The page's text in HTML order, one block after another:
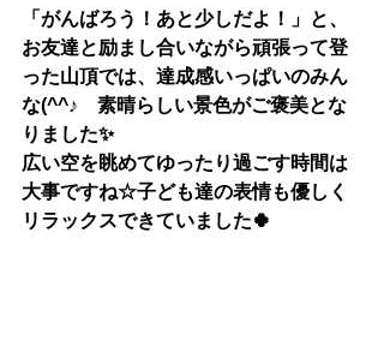
「がんばろう！あと少しだよ！」と、
お友達と励まし合いながら頑張って登
った山頂では、達成感いっぱいのみん
な(^^♪　素晴らしい景色がご褒美とな
りました✨
広い空を眺めてゆったり過ごす時間は
大事ですね☆子ども達の表情も優しく
リラックスできていました🍀